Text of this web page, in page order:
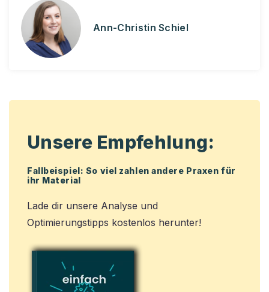
Ann-Christin Schiel
Unsere Empfehlung:
Fallbeispiel: So viel zahlen andere Praxen für
ihr Material
Lade dir unsere Analyse und
Optimierungstipps kostenlos herunter!